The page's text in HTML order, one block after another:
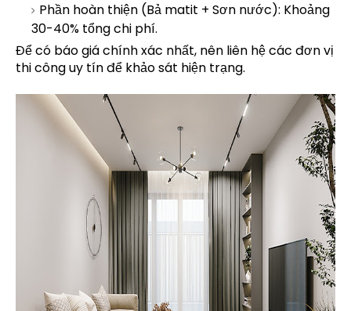
Phần hoàn thiện (Bả matit + Sơn nước): Khoảng
30-40% tổng chi phí.
Để có báo giá chính xác nhất, nên liên hệ các đơn vị
thi công uy tín để khảo sát hiện trạng.